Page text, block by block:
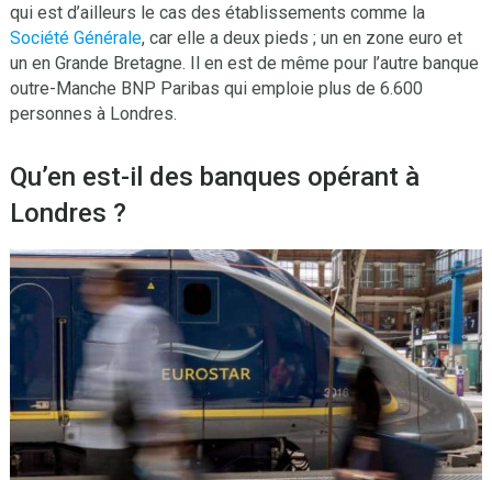
qui est d’ailleurs le cas des établissements comme la
Société Générale, car elle a deux pieds ; un en zone euro et
un en Grande Bretagne. Il en est de même pour l’autre banque
outre-Manche BNP Paribas qui emploie plus de 6.600
personnes à Londres.
Qu’en est-il des banques opérant à
Londres ?